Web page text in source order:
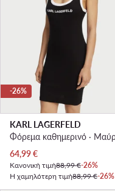
-26%
KARL LAGERFELD
Τρέχουσα τιμή
64,99€
Κανονική τιμή88,99 €-26%
Η χαμηλότερη τιμή88,99 €-26%